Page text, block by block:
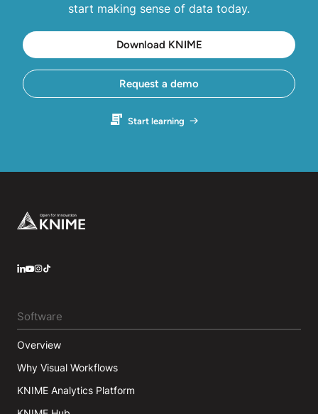
start making sense of data today.
Download KNIME
Request a demo
Start learning
Footer
Software
Overview
Why Visual Workflows
KNIME Analytics Platform
LinkedIn
YouTube
Instagram